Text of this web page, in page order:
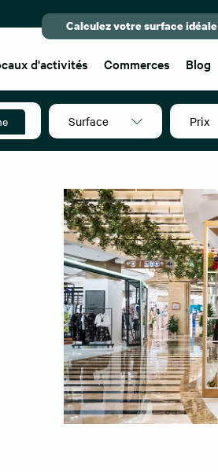
Calculez votre surface idéale
d'activités Commerces Blog
Surface Prix